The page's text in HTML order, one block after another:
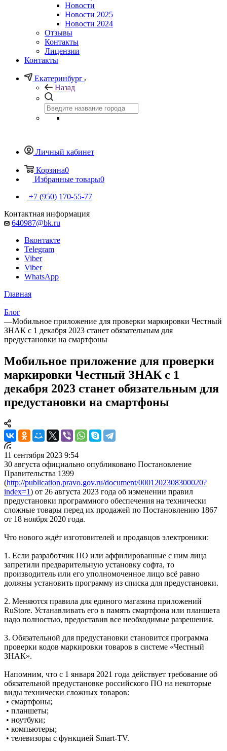
Новости
Новости 2025
Новости 2024
Отзывы
Контакты
Лицензии
Контакты
Екатеринбург
Назад
Личный кабинет
Корзина0
Избранные товары0
+7 (950) 170-55-77
Контактная информация
640987@bk.ru
Вконтакте
Telegram
Viber
Viber
WhatsApp
Главная
—
Блог
—Мобильное приложение для проверки маркировки Честный
ЗНАК с 1 декабря 2023 станет обязательным для
предустановки на смартфоны
Мобильное приложение для проверки
маркировки Честный ЗНАК с 1
декабря 2023 станет обязательным для
предустановки на смартфоны
11 сентября 2023 9:54
30 августа официально опубликовано Постановление
Правительства 1399
(http://publication.pravo.gov.ru/document/0001202308300020?
index=1) от 26 августа 2023 года об изменении правил
предустановки программного обеспечения на технически
сложные товары перед их продажей по Постановлению 1867
от 18 ноября 2020 года.
Что нового ждёт изготовителей и продавцов электроники:
1. Если разработчик ПО или аффилированные с ним лица
запретили предварительную установку софта, то
производитель или его уполномоченное лицо всё равно
должны установить программу из списка для предустановки.
2. Меняются правила для единого магазина приложений
RuStore. Устанавливать его в память смартфона или планшета
надо полностью, предоставив все необходимые разрешения.
3. Обязательной для предустановки становится программа
проверки кодов маркировки товаров в системе «Честный
ЗНАК».
Напомним, что с 1 января 2021 года действует требование об
обязательной предустановке российского ПО на некоторые
виды технически сложных товаров:
• смартфоны;
• планшеты;
• ноутбуки;
• компьютеры;
• телевизоры с функцией Smart-TV.